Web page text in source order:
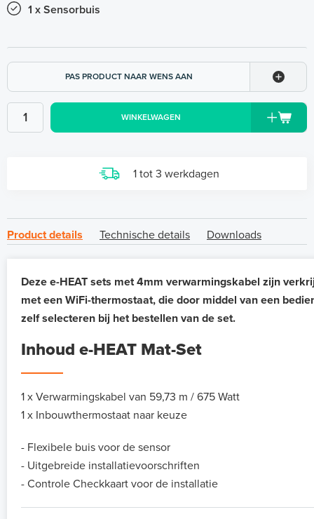
1 x Sensorbuis
PAS PRODUCT NAAR WENS AAN
WINKELWAGEN
1 tot 3 werkdagen
Product details Technische details Downloads
Deze e-HEAT sets met 4mm verwarmingskabel zijn
met een WiFi-thermostaat, die door middel van een
zelf selecteren bij het bestellen van de set.
Inhoud e-HEAT Mat-Set
1 x Verwarmingskabel van 59,73 m / 675 Watt
1 x Inbouwthermostaat naar keuze
- Flexibele buis voor de sensor
- Uitgebreide installatievoorschriften
- Controle Checkkaart voor de installatie